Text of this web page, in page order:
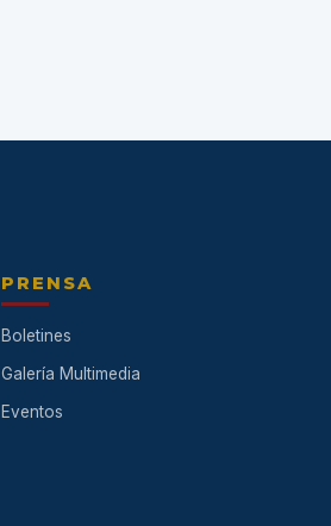
PRENSA
Boletines
Galería Multimedia
Eventos